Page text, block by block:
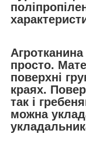
просто.
поверхні
краях.
так і
можна